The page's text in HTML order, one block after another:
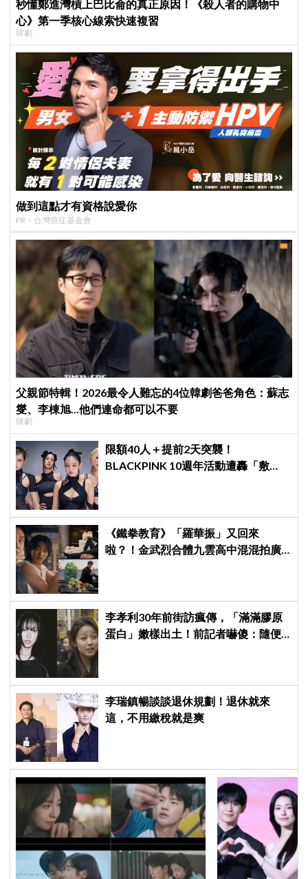
秒懂鄭進灣槓上巴比侖的真正原因！《殺人者的購物中
心》第一季核心線索快速複習
韓劇
做到這點才有資格說愛你
PR・台灣癌症基金會
父親節特輯！2026最令人難忘的4位韓劇爸爸角色：蘇志
燮、李棟旭...他們連命都可以不要
韓劇
限額40人＋提前2天突襲！
BLACKPINK 10週年活動遭轟「敷
《鐵拳教育》「羅華振」又回來
啦？！金武烈合體九雲高中混混拍廣
李孝利30年前街訪瘋傳，「滿滿膠原
蛋白」嫩樣出土！前記者嚇傻：隨便
李瑞鎮暢談談退休規劃！退休就來
這，不用繳稅就是爽